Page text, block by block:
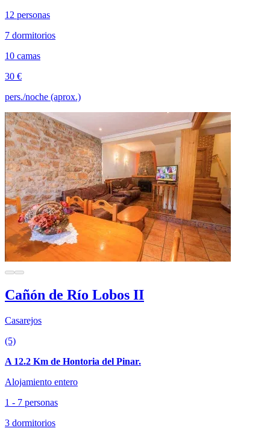
12 personas
7 dormitorios
10 camas
30 €
pers./noche (aprox.)
Cañón de Río Lobos II
Casarejos
(5)
A 12.2 Km de Hontoria del Pinar.
Alojamiento entero
1 - 7 personas
3 dormitorios